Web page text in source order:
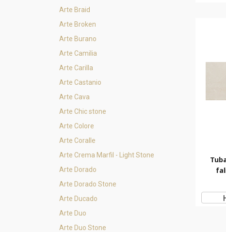
Arte Braid
Arte Broken
Arte Burano
Arte Camilia
Arte Carilla
Arte Castanio
Arte Cava
Arte Chic stone
Arte Colore
Arte Coralle
Arte Crema Marfil - Light Stone
Arte Dorado
Arte Dorado Stone
Arte Ducado
Arte Duo
Arte Duo Stone